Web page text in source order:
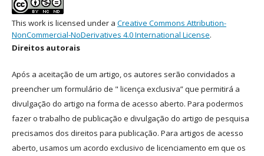
This work is licensed under a Creative Commons Attribution-
NonCommercial-NoDerivatives 4.0 International License.
Direitos autorais
Após a aceitação de um artigo, os autores serão convidados a
preencher um formulário de " licença exclusiva” que permitirá a
divulgação do artigo na forma de acesso aberto. Para podermos
fazer o trabalho de publicação e divulgação do artigo de pesquisa
precisamos dos direitos para publicação. Para artigos de acesso
aberto, usamos um acordo exclusivo de licenciamento em que os